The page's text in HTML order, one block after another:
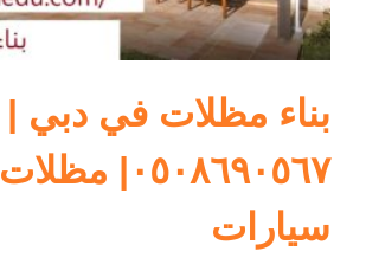
بناء مظلات في دبي |
٠٥٠٨٦٩٠٥٦٧| مظلات
سيارات